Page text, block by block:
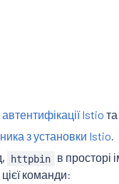
автентифікації Istio та
з установки Istio.
httpbin в просторі
команди: